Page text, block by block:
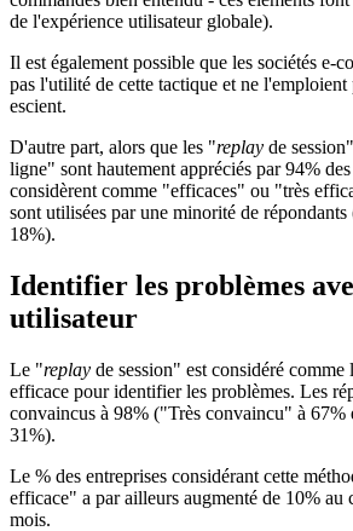
de l'expérience utilisateur globale).
Il est également possible que les sociétés e-
pas l'utilité de cette tactique et ne l'emploient
escient.
D'autre part, alors que les "replay de
ligne" sont hautement appréciés par 94%
considèrent comme "efficaces" ou "très
sont utilisées par une minorité de
18%).
Identifier les problèmes
utilisateur
Le "replay de session" est considéré comme
efficace pour identifier les problèmes. Les
convaincus à 98% ("Très convaincu" à 67%
31%).
Le % des entreprises considérant cette
efficace" a par ailleurs augmenté de 10% au
mois.